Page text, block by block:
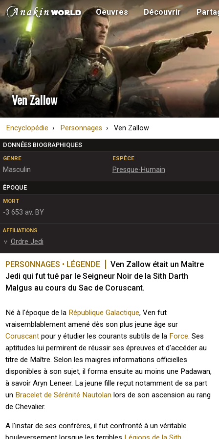
Oeuvres Découvrir
Ven Zallow
Encyclopédie Personnages Ven Zallow
DONNÉES BIOGRAPHIQUES
GENRE
Masculin
ESPÈCE
Presque-Humain
ÉPOQUE
MORT
-3 653 av. BY
AFFILIATIONS
Ordre Jedi
PERSONNAGES • LÉGENDE
Ven Zallow était un Maître
Jedi qui fut tué par le Seigneur Noir de la Sith Darth
Malgus au cours du Sac de Coruscant.
Né à l'époque de la République Galactique, Ven fut
vraisemblablement amené dès son plus jeune âge sur
Coruscant pour y étudier les courants subtils de la Force. Ses
aptitudes lui permirent de réussir ses épreuves et d'accéder au
titre de Maître. Selon les maigres informations officielles
disponibles à son sujet, il forma ensuite au moins une Padawan,
à savoir Aryn Leneer. La jeune fille reçut notamment de sa part
un Bracelet de Sérénité Nautolan lors de son ascension au rang
de Chevalier.
A l'instar de ses confrères, il fut confronté à un véritable